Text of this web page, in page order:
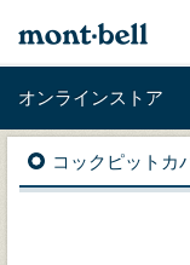
オンラインストア
コックピットカ